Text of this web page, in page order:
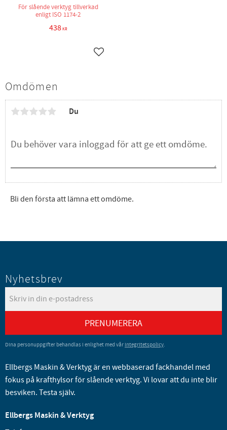
Omdömen
Du
Bli den första att lämna ett omdöme.
För slående verktyg tillverkad
enligt ISO 1174-2
438KR
Lägg till i favoriter
Nyhetsbrev
PRENUMERERA
Dina personuppgifter behandlas i enlighet med vår integritetspolicy.
Ellbergs Maskin & Verktyg är en webbaserad fackhandel med
fokus på krafthylsor för slående verktyg. Vi lovar att du inte blir
besviken. Testa själv.
Ellbergs Maskin & Verktyg